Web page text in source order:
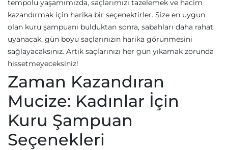
tempolu yaşamımızda, saçlarımızı tazelemek ve hacim
kazandırmak için harika bir seçenektirler. Size en uygun
olan kuru şampuanı bulduktan sonra, sabahları daha rahat
uyanacak, gün boyu saçlarınızın harika görünmesini
sağlayacaksınız. Artık saçlarınızı her gün yıkamak zorunda
hissetmeyeceksiniz!
Zaman Kazandıran
Mucize: Kadınlar İçin
Kuru Şampuan
Seçenekleri